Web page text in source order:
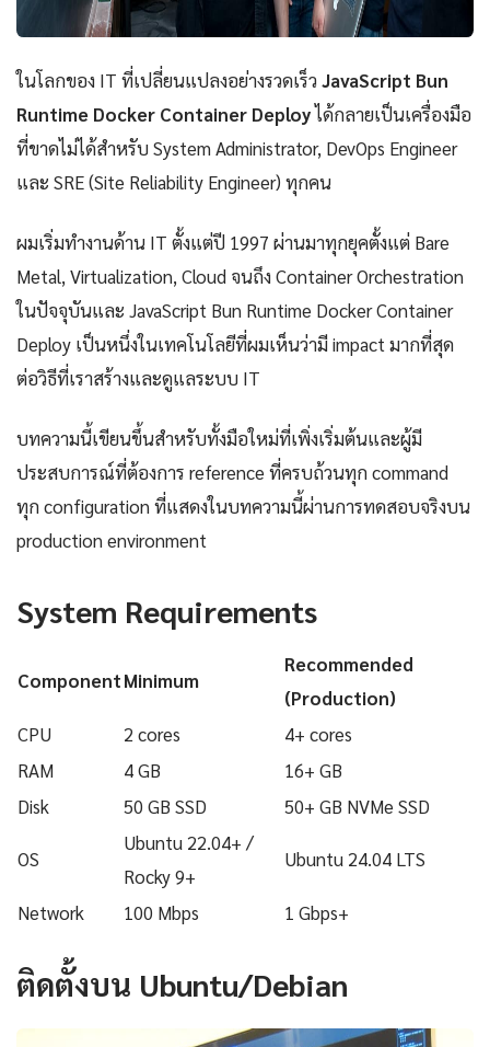
ในโลกของ IT ที่เปลี่ยนแปลงอย่างรวดเร็วJavaScript Bun
Runtime Docker Container Deployได้กลายเป็นเครื่องมือ
ที่ขาดไม่ได้สำหรับ System Administrator, DevOps Engineer
และ SRE (Site Reliability Engineer) ทุกคน
ผมเริ่มทำงานด้าน IT ตั้งแต่ปี 1997 ผ่านมาทุกยุคตั้งแต่ Bare
Metal, Virtualization, Cloud จนถึง Container Orchestration
ในปัจจุบันและ JavaScript Bun Runtime Docker Container
Deploy เป็นหนึ่งในเทคโนโลยีที่ผมเห็นว่ามี impact มากที่สุด
ต่อวิธีที่เราสร้างและดูแลระบบ IT
บทความนี้เขียนขึ้นสำหรับทั้งมือใหม่ที่เพิ่งเริ่มต้นและผู้มี
ประสบการณ์ที่ต้องการ reference ที่ครบถ้วนทุก command
ทุก configuration ที่แสดงในบทความนี้ผ่านการทดสอบจริงบน
production environment
System Requirements
ComponentMinimum
Recommended
(Production)
CPU
2 cores
4+ cores
RAM
4 GB
16+ GB
Disk
50 GB SSD 50+ GB NVMe SSD
OS
Ubuntu 22.04+ /
Rocky 9+
Ubuntu 24.04 LTS
Network 100 Mbps 1 Gbps+
ติดตั้งบน Ubuntu/Debian